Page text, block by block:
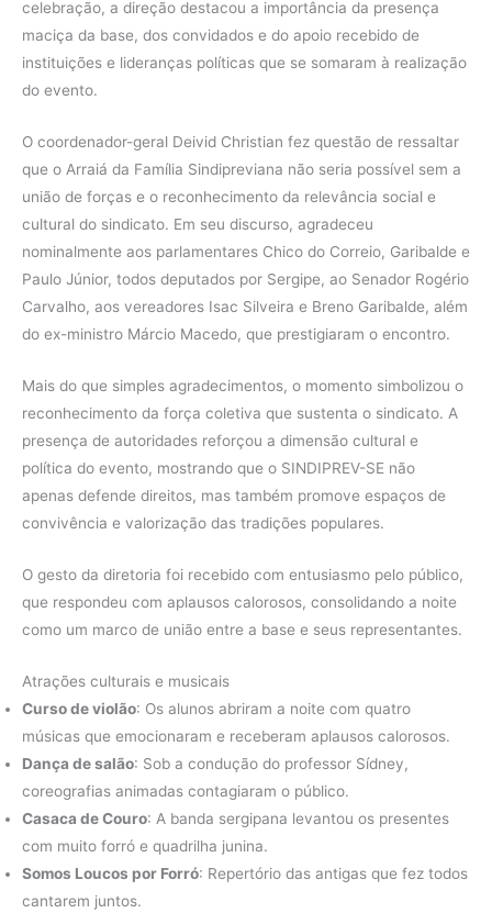
celebração, a direção destacou a importância da presença
maciça da base, dos convidados e do apoio recebido de
instituições e lideranças políticas que se somaram à realização
do evento.
O coordenador-geral Deivid Christian fez questão de ressaltar
que o Arraiá da Família Sindipreviana não seria possível sem a
união de forças e o reconhecimento da relevância social e
cultural do sindicato. Em seu discurso, agradeceu
nominalmente aos parlamentares Chico do Correio, Garibalde e
Paulo Júnior, todos deputados por Sergipe, ao Senador Rogério
Carvalho, aos vereadores Isac Silveira e Breno Garibalde, além
do ex-ministro Márcio Macedo, que prestigiaram o encontro.
Mais do que simples agradecimentos, o momento simbolizou o
reconhecimento da força coletiva que sustenta o sindicato. A
presença de autoridades reforçou a dimensão cultural e
política do evento, mostrando que o SINDIPREV-SE não
apenas defende direitos, mas também promove espaços de
convivência e valorização das tradições populares.
O gesto da diretoria foi recebido com entusiasmo pelo público,
que respondeu com aplausos calorosos, consolidando a noite
como um marco de união entre a base e seus representantes.
Atrações culturais e musicais
Curso de violão: Os alunos abriram a noite com quatro
músicas que emocionaram e receberam aplausos calorosos.
Dança de salão: Sob a condução do professor Sídney,
coreografias animadas contagiaram o público.
Casaca de Couro: A banda sergipana levantou os presentes
com muito forró e quadrilha junina.
Somos Loucos por Forró: Repertório das antigas que fez todos
cantarem juntos.